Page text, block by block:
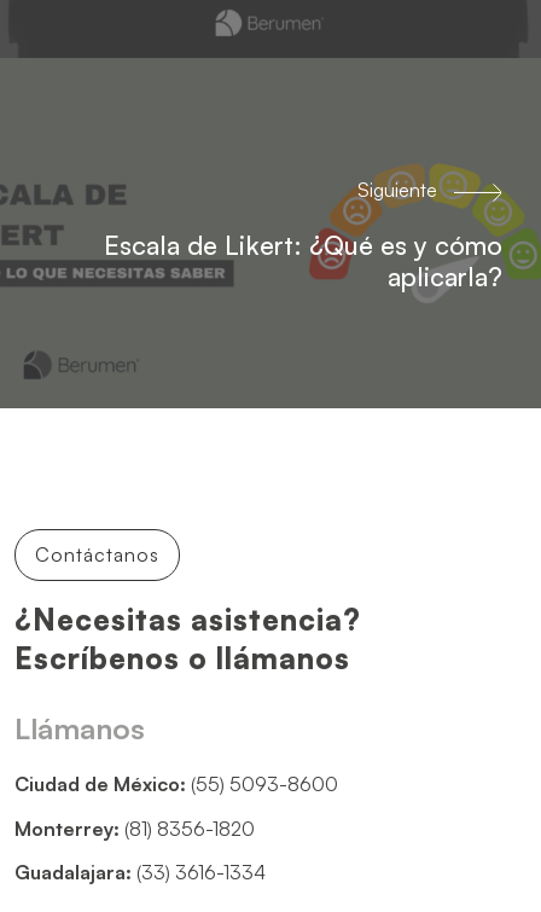
Siguiente
Escala de Likert: ¿Qué es y cómo
aplicarla?
Contáctanos
¿Necesitas asistencia?
Escríbenos o llámanos
Llámanos
Ciudad de México: (55) 5093-8600
Monterrey: (81) 8356-1820
Guadalajara: (33) 3616-1334